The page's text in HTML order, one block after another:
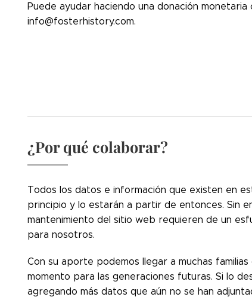
Puede ayudar haciendo una donación
info@fosterhistory.com.
¿Por qué colaborar?
Todos los datos e información que existen en
principio y lo estarán a partir de entonces. Sin
mantenimiento del sitio web requieren de un
para nosotros.
Con su aporte podemos llegar a muchas
momento para las generaciones futuras. Si lo
agregando más datos que aún no se han